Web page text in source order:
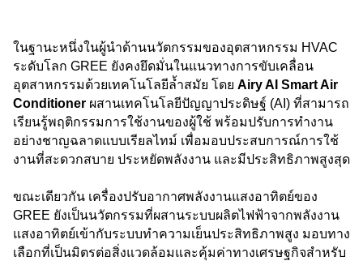
ในฐานะหนึ่งในผู้นำด้านนวัตกรรมของอุตสาหกรรม HVAC
ระดับโลก GREE ยังคงยึดมั่นในแนวทางการขับเคลื่อน
อุตสาหกรรมด้วยเทคโนโลยีล้ำสมัย โดย Airy AI Smart Air
Conditioner ผสานเทคโนโลยีปัญญาประดิษฐ์ (AI) ที่สามารถ
เรียนรู้พฤติกรรมการใช้งานของผู้ใช้ พร้อมปรับการทำงาน
อย่างชาญฉลาดแบบเรียลไทม์ เพื่อมอบประสบการณ์การใช้
งานที่สะดวกสบาย ประหยัดพลังงาน และมีประสิทธิภาพสูงสุด
ขณะเดียวกัน เครื่องปรับอากาศพลังงานแสงอาทิตย์ของ
GREE ยังเป็นนวัตกรรมที่ผสานระบบผลิตไฟฟ้าจากพลังงาน
แสงอาทิตย์เข้ากับระบบทำความเย็นประสิทธิภาพสูง มอบทาง
เลือกที่เป็นมิตรต่อสิ่งแวดล้อมและคุ้มค่าทางเศรษฐกิจสำหรับ